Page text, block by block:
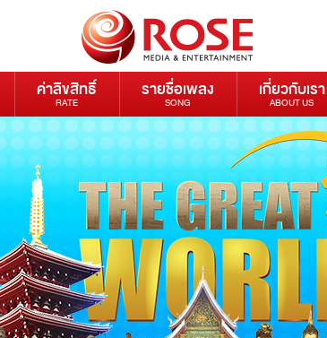
ค่าลิขสิทธิ์
RATE
รายชื่อเพลง
SONG
เกี่ยวกับเรา
ABOUT US